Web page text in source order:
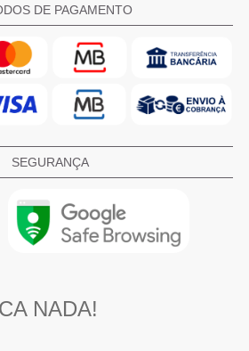
DE PAGAMENTO
SEGURANÇA